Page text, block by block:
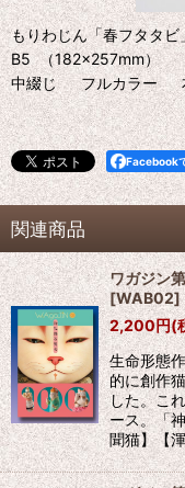
もりわじん「春フタタ
B5 （182×257mm）
中綴じ フルカラー
Facebook
関連商品
ワガジン
[WAB02]
2,200円(
生命形態
的に創作
した。こ
ース。「
聞猫】【